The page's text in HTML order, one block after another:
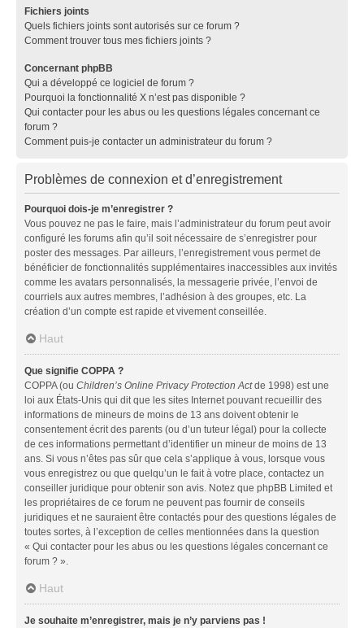
Fichiers joints
Quels fichiers joints sont autorisés sur ce forum ?
Comment trouver tous mes fichiers joints ?
Concernant phpBB
Qui a développé ce logiciel de forum ?
Pourquoi la fonctionnalité X n’est pas disponible ?
Qui contacter pour les abus ou les questions légales concernant ce
forum ?
Comment puis-je contacter un administrateur du forum ?
Problèmes de connexion et d’enregistrement
Pourquoi dois-je m’enregistrer ?
Vous pouvez ne pas le faire, mais l’administrateur du forum peut avoir
configuré les forums afin qu’il soit nécessaire de s’enregistrer pour
poster des messages. Par ailleurs, l’enregistrement vous permet de
bénéficier de fonctionnalités supplémentaires inaccessibles aux invités
comme les avatars personnalisés, la messagerie privée, l’envoi de
courriels aux autres membres, l’adhésion à des groupes, etc. La
création d’un compte est rapide et vivement conseillée.
Haut
Que signifie COPPA ?
COPPA (ou Children’s Online Privacy Protection Actde 1998) est une
loi aux États-Unis qui dit que les sites Internet pouvant recueillir des
informations de mineurs de moins de 13 ans doivent obtenir le
consentement écrit des parents (ou d’un tuteur légal) pour la collecte
de ces informations permettant d’identifier un mineur de moins de 13
ans. Si vous n’êtes pas sûr que cela s’applique à vous, lorsque vous
vous enregistrez ou que quelqu’un le fait à votre place, contactez un
conseiller juridique pour obtenir son avis. Notez que phpBB Limited et
les propriétaires de ce forum ne peuvent pas fournir de conseils
juridiques et ne sauraient être contactés pour des questions légales de
toutes sortes, à l’exception de celles mentionnées dans la question
« Qui contacter pour les abus ou les questions légales concernant ce
forum ? ».
Haut
Je souhaite m’enregistrer, mais je n’y parviens pas !